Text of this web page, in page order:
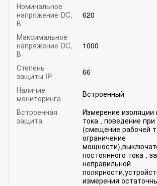
Номинальное
напряжение DC,
В
620
Максимальное
напряжение DC,
В
1000
Степень
защиты IP
66
Наличие
мониторинга
Встроенный
Встроенная
защита
Измерение изоляции
тока , поведение при
(смещение рабочей
ограничение
постоянного тока ,
неправильной
измерения